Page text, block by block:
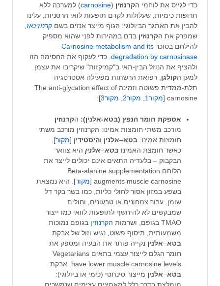
כדי לגייס את לוחמי הקרנוזין (
carnosine) למערכה ללא
תרופות כימיות, שעלולות לקדם תופעות לואי הרסניות, עלינו
להבין את האתגר הביולוגי: הגוף מייצר אנזים בשם קרנוזינאז
שמפרק את הקרנוזין בדם במהירות לפני שהוא מספיק
להילחם בסוכר Carnosine metabolism and its
degradation by carnosinase . כדי לעקוף את החסימה הזו
ולהציף את הנוזל הבין-תאי ב"קמיקזות" שיקריבו את עצמן
למען הקולגן , רפואת הרשתות מפעילה אסטרטגיה
תלת-ממדית פשוטה וזמינה The anti-glycation effect of
carnosine [ מקור1 מקור2 מקור3 ]:
אספקת חומר הנפץ (בטא-אלנין): הקרנוזין
מורכב משתי חומצות אמינו: הקרנוזין מורכב משתי
חומצות אמינו: בטא–אלנין והיסטידין [מקור].
כאשר חומצת האמינו בטא–אלניןהיא צוואר
הבקבוק – בלעדיה התאים אינם יכולים לייצר את
הלוחם Beta-alanine supplementation
augments muscle carnosine [ מקור]. היא נמצאת
בשפע במזון אסור לחולי כליות, כמו בשר בקר דל
שומן. עבור צמחונים או טבעונים, וחולים
שמבקשים לא להיחשף לתופעות לוואי כמו ייצור
TMAO בגופם, ושרמות ה
קרנוזין בגופם נמוכות
משמעותית, תיסוף פשוט, נגיש וזול של אבקת
בטא–אלנין נקייה פותר את הבעיה ומספק את
חומר הגלם לייצור עצמי בתאים Vegetarians
have lower muscle carnosine levels. אבקת
בטא–אלנין מייצור סינתטי (כימי או ביולוגי):